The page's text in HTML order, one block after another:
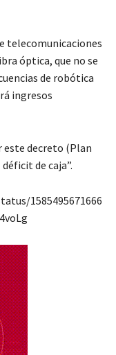
telecomunicaciones
óptica, que no se
de robótica
ingresos
este decreto (Plan
de caja”.
1585495671666